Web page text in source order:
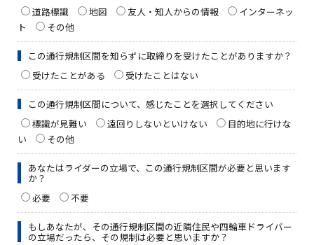
道路標識
地図 友人・知人からの情報
インターネッ
ト
その他
この通行規制区間を知らずに取締りを受けたことがありますか？
受けたことがある
受けたことはない
この通行規制区間について、感じたことを選択してください
標識が見難い
遠回りしないといけない
目的地に行けな
い
その他
あなたはライダーの立場で、この通行規制区間が必要と思います
か？
必要
不要
もしあなたが、その通行規制区間の近隣住民や四輪車ドライバー
の立場だったら、その規制は必要と思いますか？